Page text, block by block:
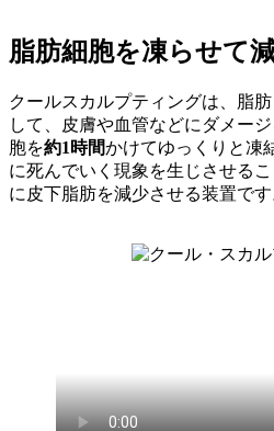
脂肪細胞を凍らせて
クールスカルプティングは、脂
して、皮膚や血管などにダメー
胞を約1時間かけてゆっくりと凍
に死んでいく現象を生じさせるこ
に皮下脂肪を減少させる装置です